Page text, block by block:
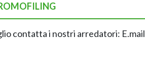
contatta i nostri arredatori: E.mail